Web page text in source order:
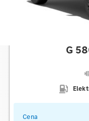
G
Cena